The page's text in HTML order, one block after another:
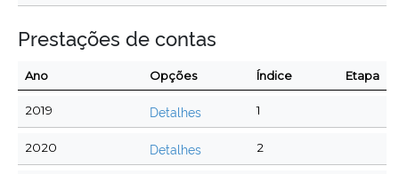
Prestações de contas
Ano Opções Índice Etapa
2019 Detalhes 1
2020 Detalhes 2